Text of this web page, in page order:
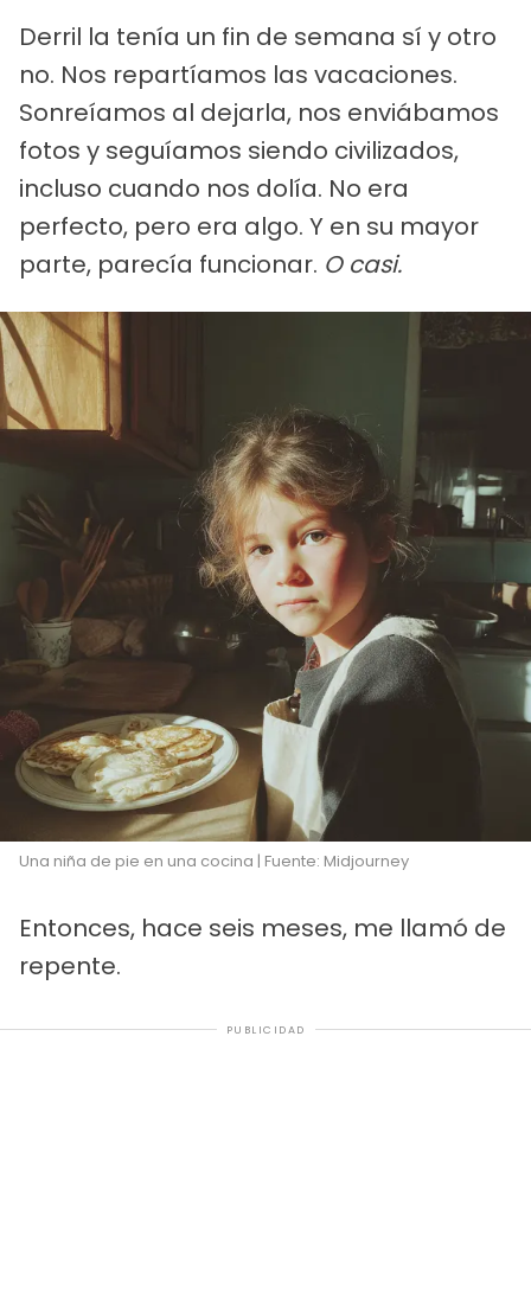
Derril la tenía un fin de semana sí y otro
no. Nos repartíamos las vacaciones.
Sonreíamos al dejarla, nos enviábamos
fotos y seguíamos siendo civilizados,
incluso cuando nos dolía. No era
perfecto, pero era algo. Y en su mayor
parte, parecía funcionar. O casi.
Una niña de pie en una cocina | Fuente: Midjourney
Entonces, hace seis meses, me llamó de
repente.
PUBLICIDAD